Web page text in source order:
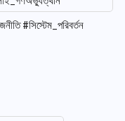
#সিস্টেম_পরিবর্তন